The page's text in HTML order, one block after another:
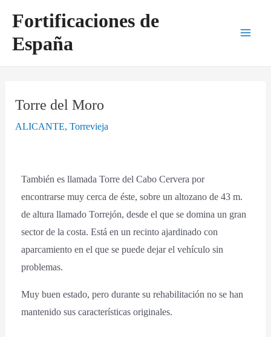
contenido
Fortificaciones de
España
Torre del Moro
ALICANTE,Torrevieja
También es llamada Torre del Cabo Cervera por
encontrarse muy cerca de éste, sobre un altozano de 43 m.
de altura llamado Torrejón, desde el que se domina un gran
sector de la costa. Está en un recinto ajardinado con
aparcamiento en el que se puede dejar el vehículo sin
problemas.
Muy buen estado, pero durante su rehabilitación no se han
mantenido sus características originales.
de
entradas